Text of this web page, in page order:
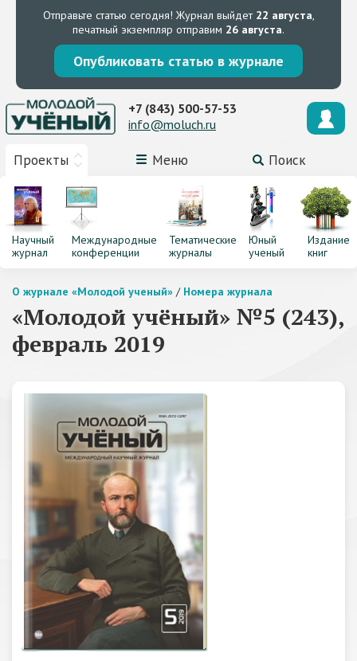
Отправьте статью сегодня! Журнал выйдет 22 августа,
печатный экземпляр отправим 26 августа.
Опубликовать статью в журнале
Проекты Меню Поиск
+7 (843) 500-57-53
info@moluch.ru
Научный
журнал
Международные
конференции
Тематические
журналы
Юный
ученый
Издание
книг
О журнале «Молодой ученый» / Номера журнала
«Молодой учёный» №5 (243),
февраль 2019